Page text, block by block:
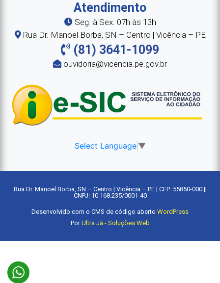
Atendimento
Seg. à Sex. 07h às 13h
Rua Dr. Manoel Borba, SN – Centro | Vicência – PE
(81) 3641-1099
ouvidoria@vicencia.pe.gov.br
Select Language ▼
Rua Dr. Manoel Borba, SN – Centro | Vicência – PE | CEP: 55850-000 ||
CNPJ: 10.168.235/0001-40
Desenvolvido com o CMS de código aberto WordPress
PorUltra Já - Soluções Web